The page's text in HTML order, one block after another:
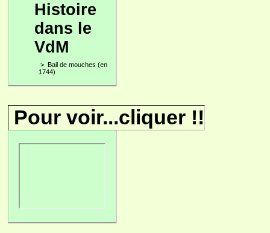
Histoire
dans le
VdM
> Bail de mouches (en
1744)
Pour voir...cliquer !!